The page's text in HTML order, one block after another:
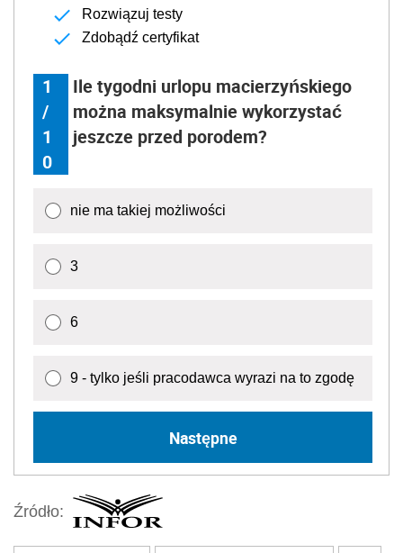
Rozwiązuj testy
Zdobądź certyfikat
1
/
1
0
Ile tygodni urlopu macierzyńskiego
można maksymalnie wykorzystać
jeszcze przed porodem?
nie ma takiej możliwości
3
6
9 - tylko jeśli pracodawca wyrazi na to zgodę
Następne
Źródło: